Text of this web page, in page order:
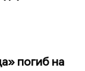
погиб на